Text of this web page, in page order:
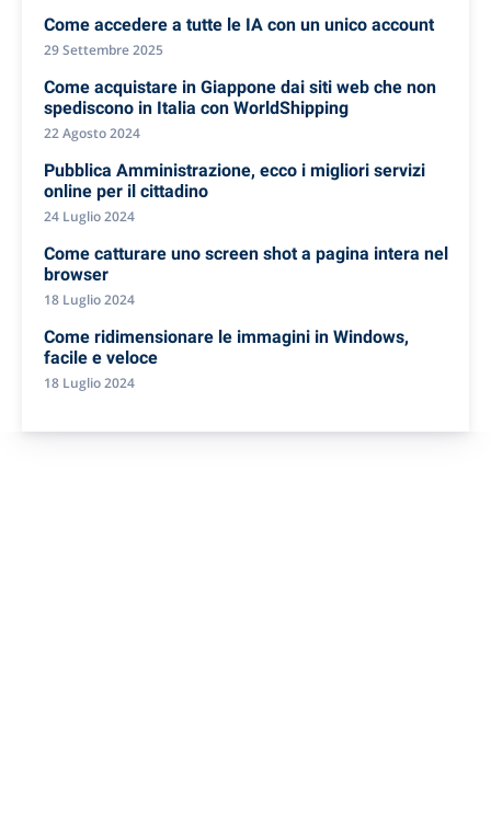
Come accedere a tutte le IA con un unico account
29 Settembre 2025
Come acquistare in Giappone dai siti web che non
spediscono in Italia con WorldShipping
22 Agosto 2024
Pubblica Amministrazione, ecco i migliori servizi
online per il cittadino
24 Luglio 2024
Come catturare uno screen shot a pagina intera nel
browser
18 Luglio 2024
Come ridimensionare le immagini in Windows,
facile e veloce
18 Luglio 2024